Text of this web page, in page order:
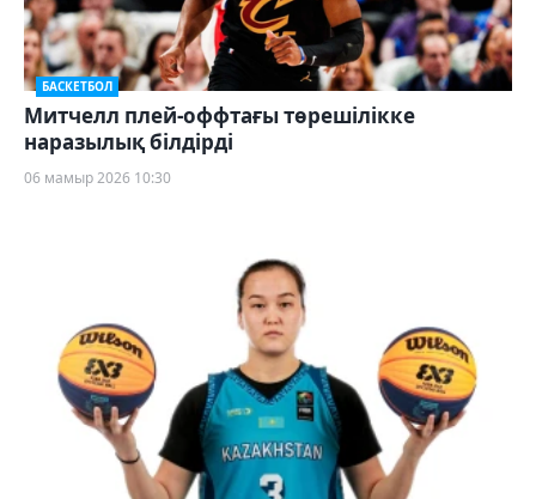
БАСКЕТБОЛ
Митчелл плей-оффтағы төрешілікке
наразылық білдірді
06 мамыр 2026 10:30